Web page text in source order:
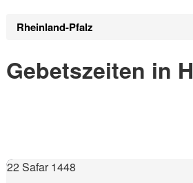
Rheinland-Pfalz
Gebetszeiten in
22 Safar 1448